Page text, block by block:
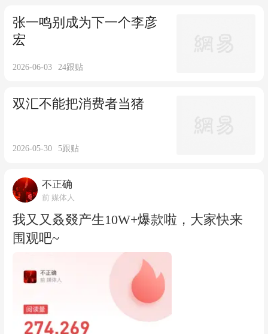
张一鸣别成为下一个李彦
宏
2026-06-03 24跟贴
双汇不能把消费者当猪
2026-05-30 5跟贴
不正确
前 媒体人
我又又叒叕产生10W+爆款啦，大家快来
围观吧~